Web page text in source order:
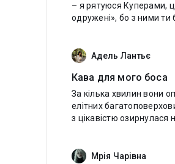
– я рятуюся Куперами,
одружені», бо з ними ти
сьогодніАдель Лантьє
Кава для мого боса
За кілька хвилин вони
елітних
з цікавістю озирнулася
Мрія Чарівна